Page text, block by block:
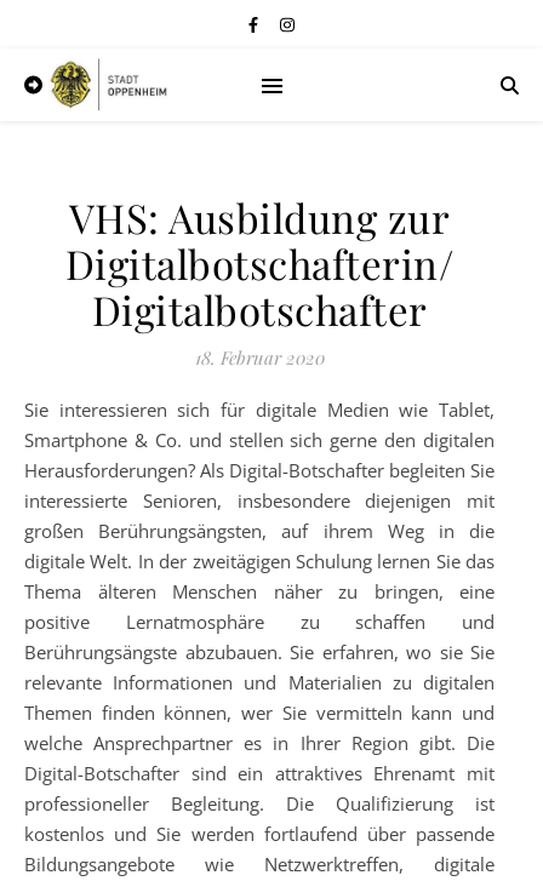
VHS: Ausbildung zur
Digitalbotschafterin/
Digitalbotschafter
18. Februar 2020
Sie interessieren sich für digitale Medien wie Tablet,
Smartphone & Co. und stellen sich gerne den digitalen
Herausforderungen? Als Digital-Botschafter begleiten Sie
interessierte Senioren, insbesondere diejenigen mit
großen Berührungsängsten, auf ihrem Weg in die
digitale Welt. In der zweitägigen Schulung lernen Sie das
Thema älteren Menschen näher zu bringen, eine
positive Lernatmosphäre zu schaffen und
Berührungsängste abzubauen. Sie erfahren, wo sie Sie
relevante Informationen und Materialien zu digitalen
Themen finden können, wer Sie vermitteln kann und
welche Ansprechpartner es in Ihrer Region gibt. Die
Digital-Botschafter sind ein attraktives Ehrenamt mit
professioneller Begleitung. Die Qualifizierung ist
kostenlos und Sie werden fortlaufend über passende
Bildungsangebote wie Netzwerktreffen, digitale